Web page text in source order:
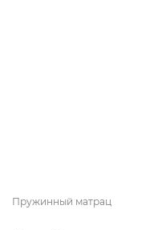
Пружинный матрац